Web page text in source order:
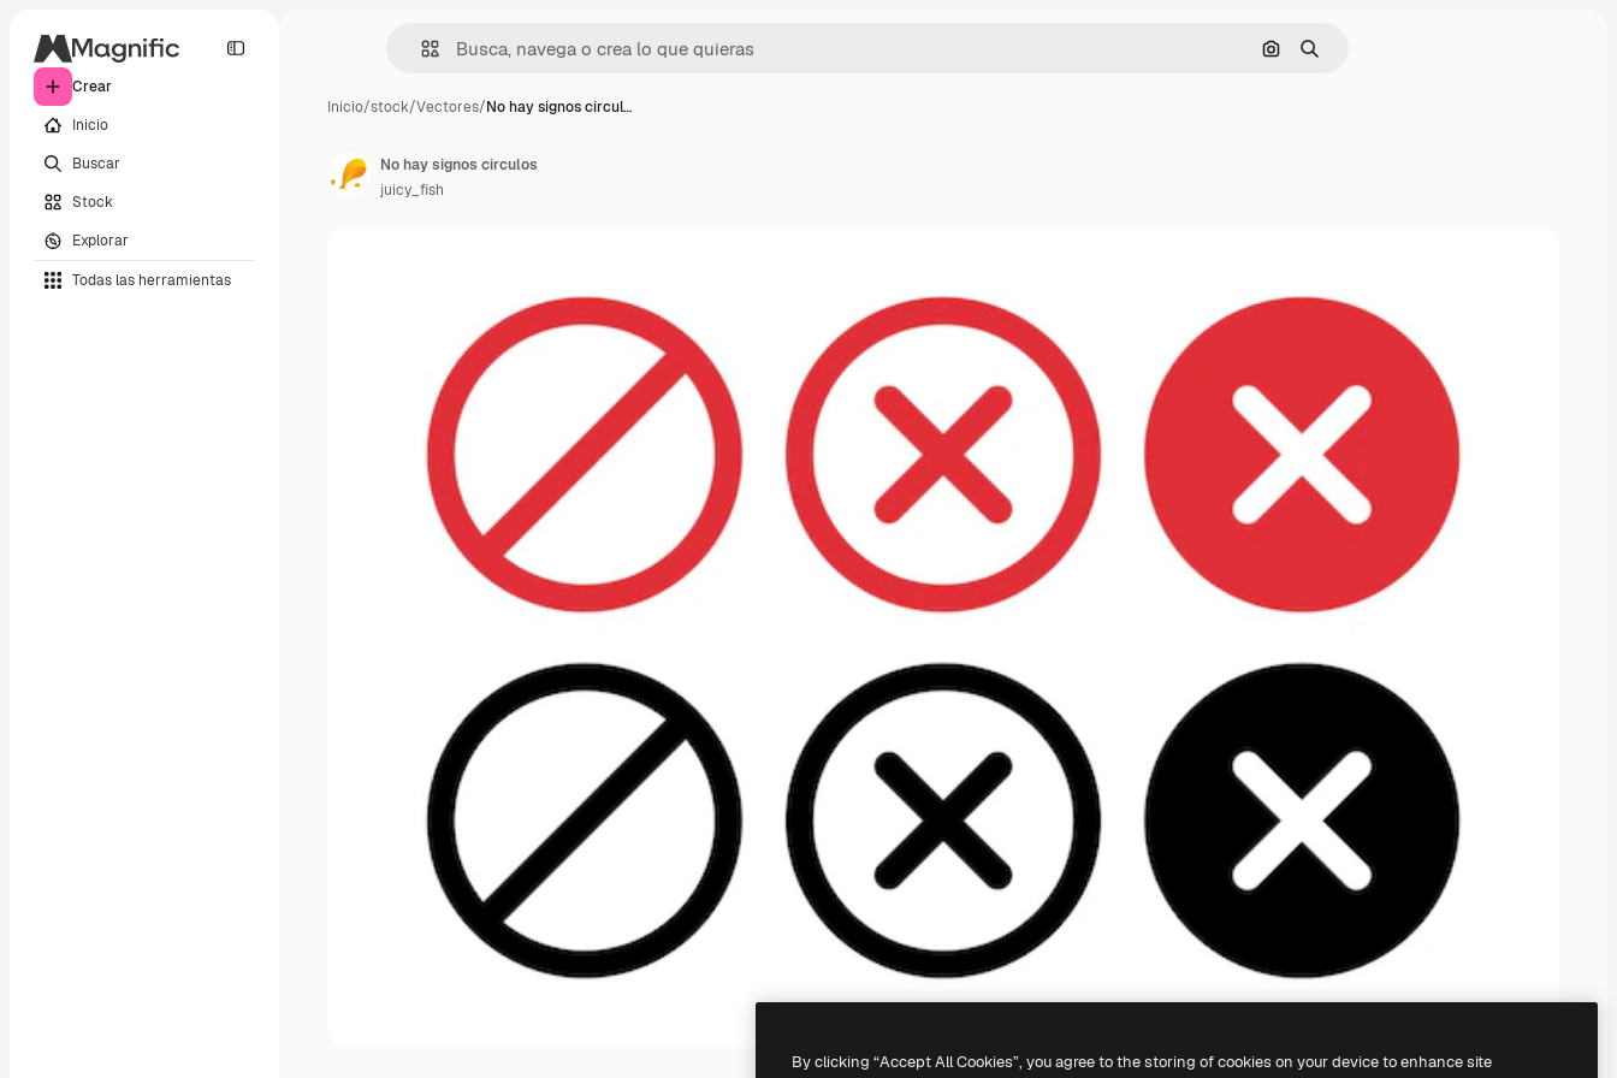
Crear
Inicio
Buscar
Stock
Explorar
Todas las herramientas
Buscar por imagen
Buscar
Inicio/stock/Vectores/No hay signos círcul…
No hay signos círculos
juicy_fish
By clicking “Accept All Cookies”, you agree to the storing of cookies on your device to enhance site